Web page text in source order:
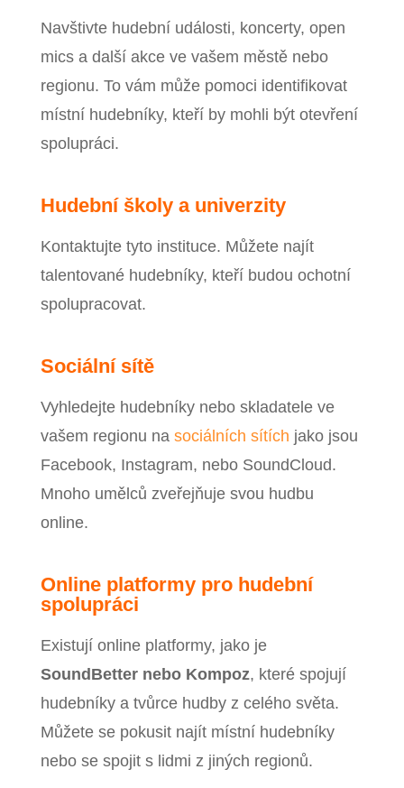
Navštivte hudební události, koncerty, open
mics a další akce ve vašem městě nebo
regionu. To vám může pomoci identifikovat
místní hudebníky, kteří by mohli být otevření
spolupráci.
Hudební školy a univerzity
Kontaktujte tyto instituce. Můžete najít
talentované hudebníky, kteří budou ochotní
spolupracovat.
Sociální sítě
Vyhledejte hudebníky nebo skladatele ve
vašem regionu na sociálních sítích jako jsou
Facebook, Instagram, nebo SoundCloud.
Mnoho umělců zveřejňuje svou hudbu
online.
Online platformy pro hudební
spolupráci
Existují online platformy, jako je
SoundBetter nebo Kompoz, které spojují
hudebníky a tvůrce hudby z celého světa.
Můžete se pokusit najít místní hudebníky
nebo se spojit s lidmi z jiných regionů.